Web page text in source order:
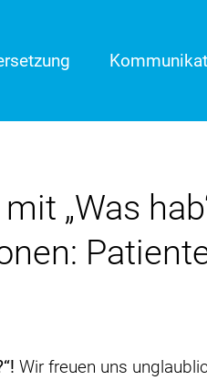
„Was
Wir freuen uns